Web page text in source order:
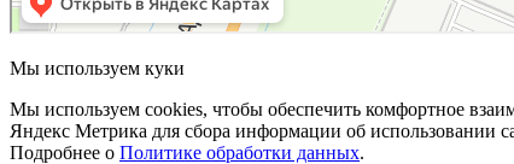
Мы используем куки
Мы используем cookies, чтобы обеспечить комфортное
Яндекс Метрика для сбора информации об использовании
Подробнее о Политике обработки данных.